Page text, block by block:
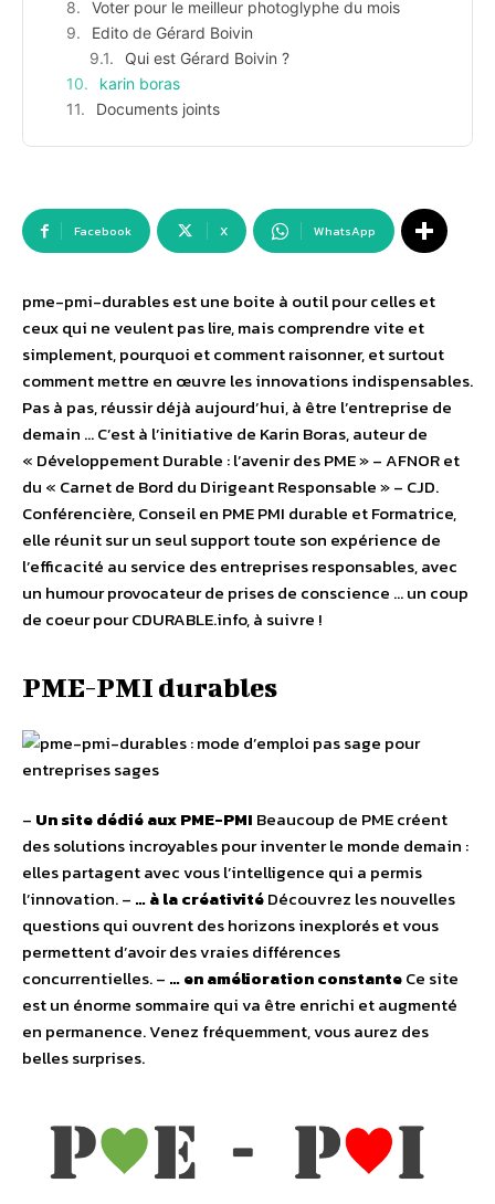
Voter pour le meilleur photoglyphe du mois
Edito de Gérard Boivin
Qui est Gérard Boivin ?
karin boras
Documents joints
Facebook X WhatsApp
pme-pmi-durables est une boite à outil pour celles et
ceux qui ne veulent pas lire, mais comprendre vite et
simplement, pourquoi et comment raisonner, et surtout
comment mettre en œuvre les innovations indispensables.
Pas à pas, réussir déjà aujourd’hui, à être l’entreprise de
demain … C’est à l’initiative de Karin Boras, auteur de
« Développement Durable : l’avenir des PME » – AFNOR et
du « Carnet de Bord du Dirigeant Responsable » – CJD.
Conférencière, Conseil en PME PMI durable et Formatrice,
elle réunit sur un seul support toute son expérience de
l’efficacité au service des entreprises responsables, avec
un humour provocateur de prises de conscience … un coup
de coeur pour CDURABLE.info, à suivre !
PME-PMI durables
– Un site dédié aux PME-PMI Beaucoup de PME créent
des solutions incroyables pour inventer le monde demain :
elles partagent avec vous l’intelligence qui a permis
l’innovation. – … à la créativitéDécouvrez les nouvelles
questions qui ouvrent des horizons inexplorés et vous
permettent d’avoir des vraies différences
concurrentielles. – … en amélioration constanteCe site
est un énorme sommaire qui va être enrichi et augmenté
en permanence. Venez fréquemment, vous aurez des
belles surprises.